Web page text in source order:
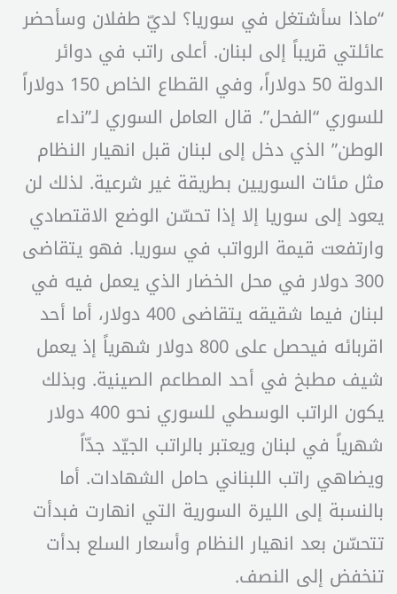
“ماذا سأشتغل في سوريا؟ لديّ طفلان وسأحضر
عائلتي قريباً إلى لبنان. أعلى راتب في دوائر
الدولة 50 دولاراً، وفي القطاع الخاص 150 دولاراً
للسوري “الفحل”. قال العامل السوري لـ”نداء
الوطن” الذي دخل إلى لبنان قبل انهيار النظام
مثل مئات السوريين بطريقة غير شرعية. لذلك لن
يعود إلى سوريا إلا إذا تحسّن الوضع الاقتصادي
وارتفعت قيمة الرواتب في سوريا. فهو يتقاضى
300 دولار في محل الخضار الذي يعمل فيه في
لبنان فيما شقيقه يتقاضى 400 دولار، أما أحد
اقربائه فيحصل على 800 دولار شهرياً إذ يعمل
شيف مطبخ في أحد المطاعم الصينية. وبذلك
يكون الراتب الوسطي للسوري نحو 400 دولار
شهرياً في لبنان ويعتبر بالراتب الجيّد جدّاً
ويضاهي راتب اللبناني حامل الشهادات. أما
بالنسبة إلى الليرة السورية التي انهارت فبدأت
تتحسّن بعد انهيار النظام وأسعار السلع بدأت
تنخفض إلى النصف.